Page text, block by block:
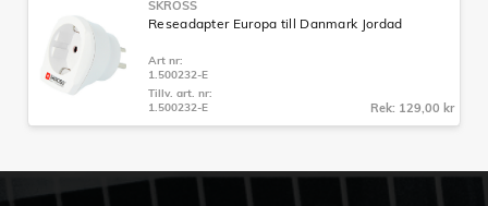
SKROSS
Reseadapter Europa till Danmark Jordad
Art nr:
1.500232-E
Tillv. art. nr:
1.500232-E
Rek: 129,00 kr